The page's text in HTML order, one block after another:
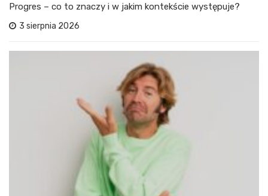
Progres – co to znaczy i w jakim kontekście występuje?
3 sierpnia 2026